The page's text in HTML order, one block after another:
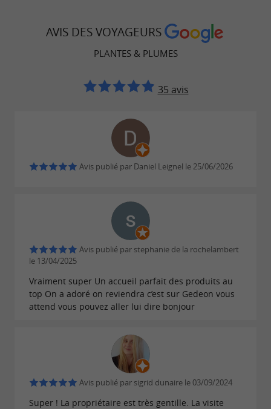
La visite de l'élevage permet de mieux
comprendre cet animal souvent entouré d'idées
dans le sable ? Peut-elle voler ? À quelle vitesse
yeux ? Autant de questions auxquelles Carole
répond avec simplicité et précision.
Le parcours retrace toutes les étapes de la vie
autruchons, leur croissance puis leur passage à
l'âge adulte. Les visiteurs découvrent également
le fonctionnement quotidien d'un élevage
d'autruches, les méthodes d'alimentation, la
réglementation qui encadre cette activité ainsi
que les soins apportés aux animaux.
L'exploitation privilégie un élevage raisonné,
autonome, sans utilisation systématique
d'antibiotiques et veille à éviter la
Les visites sont organisées sur rendez-vous,
AVIS DES VOYAGEURS
PLANTES & PLUMES
35 avis
Avis publié par Daniel Leignel le 25/06/2026
Avis publié par stephanie de la rochelambert
le 13/04/2025
Vraiment super Un accueil parfait des produits au
top On a adoré on reviendra c’est sur Gedeon vous
attend vous pouvez aller lui dire bonjour
Avis publié par sigrid dunaire le 03/09/2024
Super ! La propriétaire est très gentille. La visite